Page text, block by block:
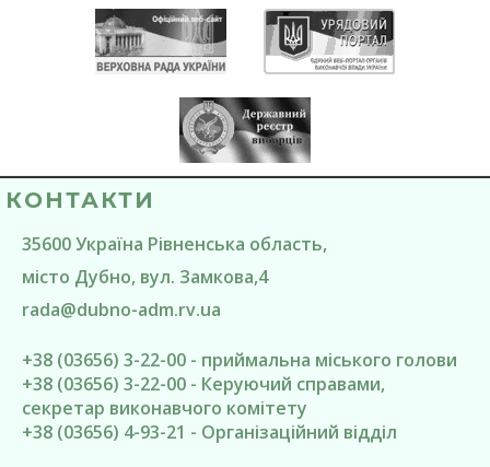
КОНТАКТИ
35600Україна Рівненська область,
місто Дубно, вул. Замкова,4
rada@dubno-adm.rv.ua
+38 (03656) 3-22-00 - приймальна міського голови
+38 (03656) 3-22-00 - Керуючий справами,
секретар виконавчого комітету
+38 (03656) 4-93-21 - Організаційний відділ